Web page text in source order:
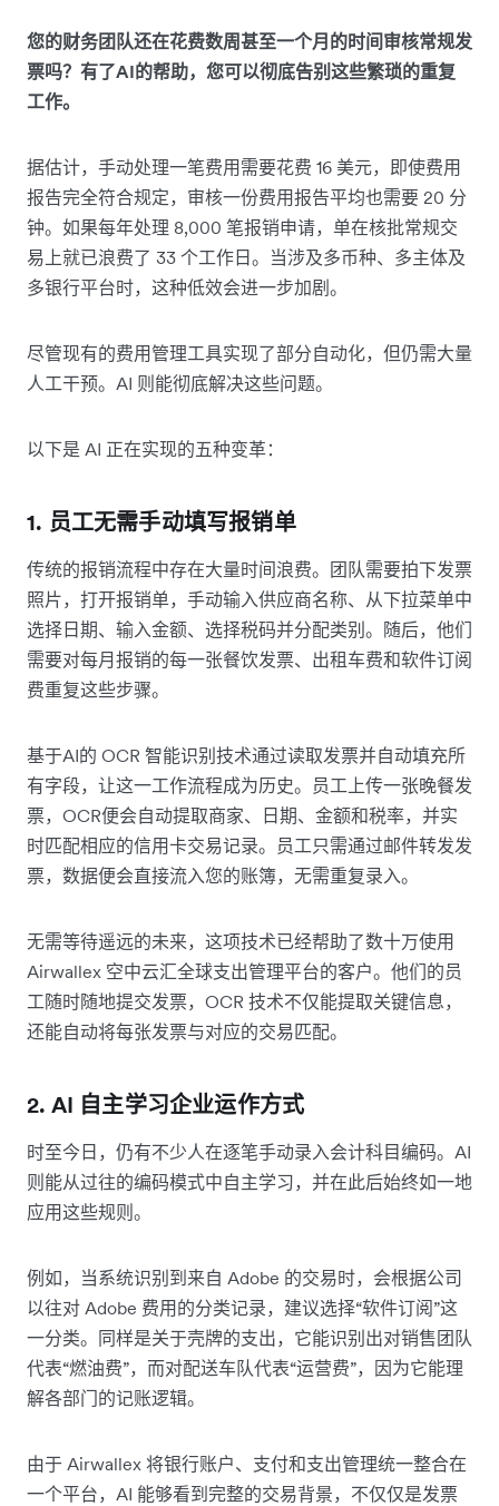
您的财务团队还在花费数周甚至一个月的时间审核常规发
票吗？有了AI的帮助，您可以彻底告别这些繁琐的重复
工作。
据估计，手动处理一笔费用需要花费 16 美元，即使费用
报告完全符合规定，审核一份费用报告平均也需要 20 分
钟。如果每年处理 8,000 笔报销申请，单在核批常规交
易上就已浪费了 33 个工作日。当涉及多币种、多主体及
多银行平台时，这种低效会进一步加剧。
尽管现有的费用管理工具实现了部分自动化，但仍需大量
人工干预。AI 则能彻底解决这些问题。
以下是 AI 正在实现的五种变革：
1. 员工无需手动填写报销单
传统的报销流程中存在大量时间浪费。团队需要拍下发票
照片，打开报销单，手动输入供应商名称、从下拉菜单中
选择日期、输入金额、选择税码并分配类别。随后，他们
需要对每月报销的每一张餐饮发票、出租车费和软件订阅
费重复这些步骤。
基于AI的 OCR 智能识别技术通过读取发票并自动填充所
有字段，让这一工作流程成为历史。员工上传一张晚餐发
票，OCR便会自动提取商家、日期、金额和税率，并实
时匹配相应的信用卡交易记录。员工只需通过邮件转发发
票，数据便会直接流入您的账簿，无需重复录入。
无需等待遥远的未来，这项技术已经帮助了数十万使用
Airwallex 空中云汇全球支出管理平台的客户。他们的员
工随时随地提交发票，OCR 技术不仅能提取关键信息，
还能自动将每张发票与对应的交易匹配。
2. AI 自主学习企业运作方式
时至今日，仍有不少人在逐笔手动录入会计科目编码。AI
则能从过往的编码模式中自主学习，并在此后始终如一地
应用这些规则。
例如，当系统识别到来自 Adobe 的交易时，会根据公司
以往对 Adobe 费用的分类记录，建议选择“软件订阅”这
一分类。同样是关于壳牌的支出，它能识别出对销售团队
代表“燃油费”，而对配送车队代表“运营费”，因为它能理
解各部门的记账逻辑。
由于 Airwallex 将银行账户、支付和支出管理统一整合在
一个平台，AI 能够看到完整的交易背景，不仅仅是发票